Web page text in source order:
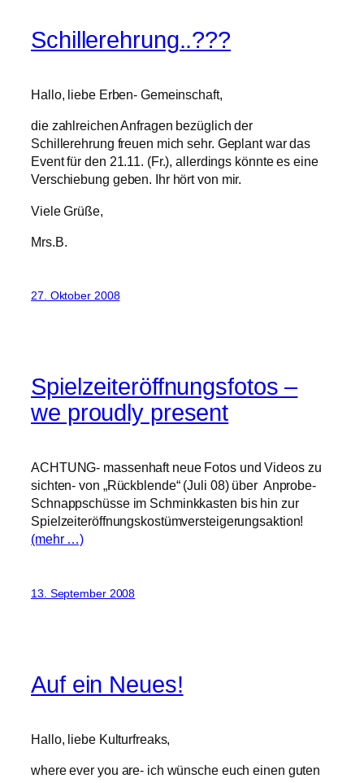
Schillerehrung..???
Hallo, liebe Erben- Gemeinschaft,
die zahlreichen Anfragen bezüglich der
Schillerehrung freuen mich sehr. Geplant war das
Event für den 21.11. (Fr.), allerdings könnte es eine
Verschiebung geben. Ihr hört von mir.
Viele Grüße,
Mrs.B.
27. Oktober 2008
Spielzeiteröffnungsfotos –
we proudly present
ACHTUNG- massenhaft neue Fotos und Videos zu
sichten- von „Rückblende“ (Juli 08) über Anprobe-
Schnappschüsse im Schminkkasten bis hin zur
Spielzeiteröffnungskostümversteigerungsaktion!
(mehr …)
13. September 2008
Auf ein Neues!
Hallo, liebe Kulturfreaks,
where ever you are- ich wünsche euch einen guten